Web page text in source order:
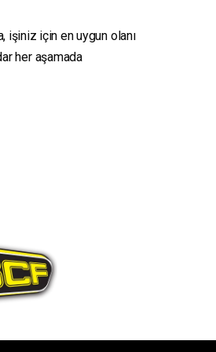
işiniz için en uygun olanı
her aşamada